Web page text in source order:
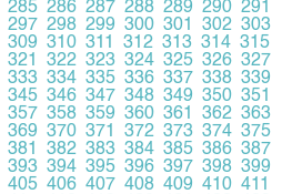
285 286 287 288 289 290 291
297 298 299 300 301 302 303
309 310 311 312 313 314 315
321 322 323 324 325 326 327
333 334 335 336 337 338 339
345 346 347 348 349 350 351
357 358 359 360 361 362 363
369 370 371 372 373 374 375
381 382 383 384 385 386 387
393 394 395 396 397 398 399
405 406 407 408 409 410 411